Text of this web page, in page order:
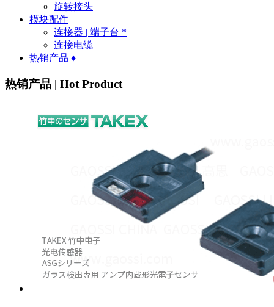
旋转接头
模块配件
连接器 | 端子台 *
连接电缆
热销产品 ♦
热销产品 | Hot Product